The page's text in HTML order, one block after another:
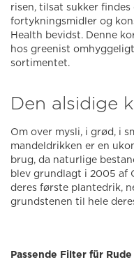
risen, tilsat sukker
fortykningsmidler og
Health bevidst. Denne
hos greenist
sortimentet.
Den alsidige
Om over mysli, i grød, i
mandeldrikken er en
brug, da naturlige
blev grundlagt i 2005 af
deres første plantedrik,
grundstenen til hele
Passende Filter für